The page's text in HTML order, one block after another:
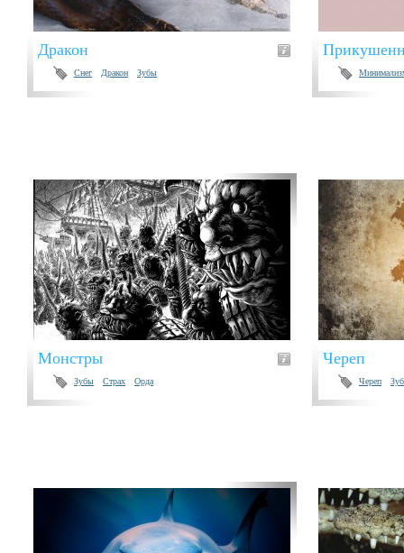
Дракон
Снег Дракон Зубы
Монстры
Зубы Страх Орда
Череп
Череп